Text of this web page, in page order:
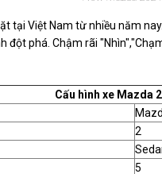
tại Việt Nam từ nhiều năm
đột phá. Chậm rãi
Cấu hình xe Mazda
2
5